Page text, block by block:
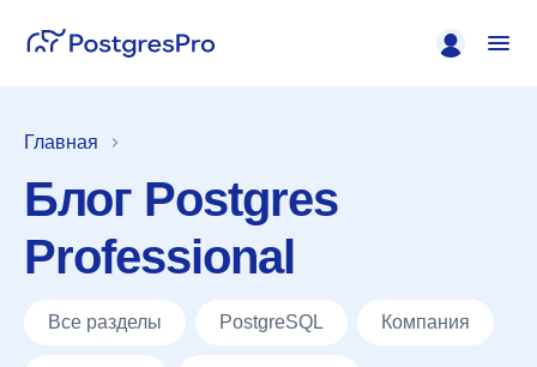
Главная
Блог Postgres
Professional
Все разделы PostgreSQL Компания